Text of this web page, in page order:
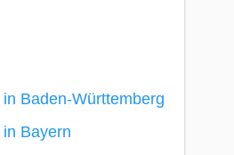
Baden-Württemberg
Bayern